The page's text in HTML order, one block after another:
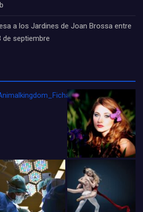
a los Jardines de Joan Brossa entre
de septiembre